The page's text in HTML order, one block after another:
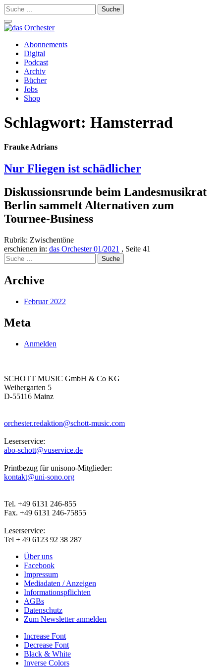
Suche
nach:
Schalte
Navigation
Zum
Inhalt
springen
Abonnements
Digital
Podcast
Archiv
Bücher
Jobs
Shop
Schlagwort: Hamsterrad
Frauke Adrians
Nur Fliegen ist schädlicher
Diskussionsrunde beim Landesmusikrat
Berlin sammelt Alternativen zum
Tournee-Business
Rubrik: Zwischentöne
erschienen in: das Orchester 01/2021 , Seite 41
Suche
nach:
Archive
Februar 2022
Meta
Anmelden
SCHOTT MUSIC GmbH & Co KG
Weihergarten 5
D-55116 Mainz
orchester.redaktion@schott-music.com
Leserservice:
abo-schott@vuservice.de
Printbezug für unisono-Mitglieder:
kontakt@uni-sono.org
Tel. +49 6131 246-855
Fax. +49 6131 246-75855
Leserservice:
Tel + 49 6123 92 38 287
Über uns
Facebook
Impressum
Mediadaten / Anzeigen
Informationspflichten
AGBs
Datenschutz
Zum Newsletter anmelden
Increase Font
Decrease Font
Black & White
Inverse Colors